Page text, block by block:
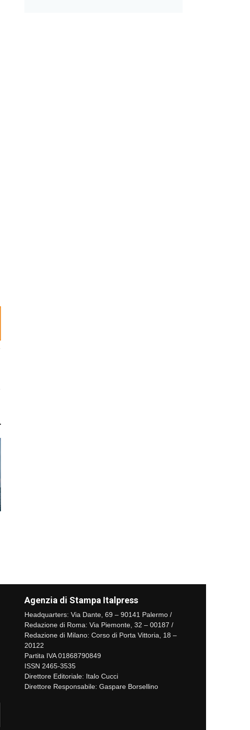
Agenzia di Stampa Italpress
Headquarters: Via Dante, 69 – 90141 Palermo /
Redazione di Roma: Via Piemonte, 32 – 00187 /
Redazione di Milano: Corso di Porta Vittoria, 18 –
20122
Partita IVA 01868790849
ISSN 2465-3535
Direttore Editoriale: Italo Cucci
Direttore Responsabile: Gaspare Borsellino